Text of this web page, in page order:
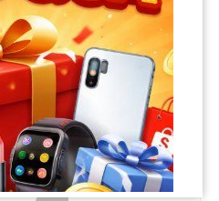
Hoa hậu Thùy Tiên được viện
kiểm sát ghi nhận hai tình tiết
giảm nhẹ: Ngày về gần hơn
một chút rồi